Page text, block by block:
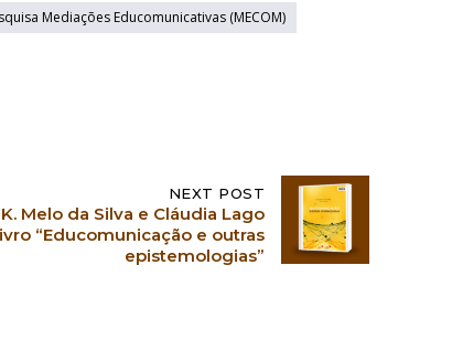
Mediações Educomunicativas (MECOM)
NEXT POST
Melo da Silva e Cláudia Lago
“Educomunicação e outras
epistemologias”